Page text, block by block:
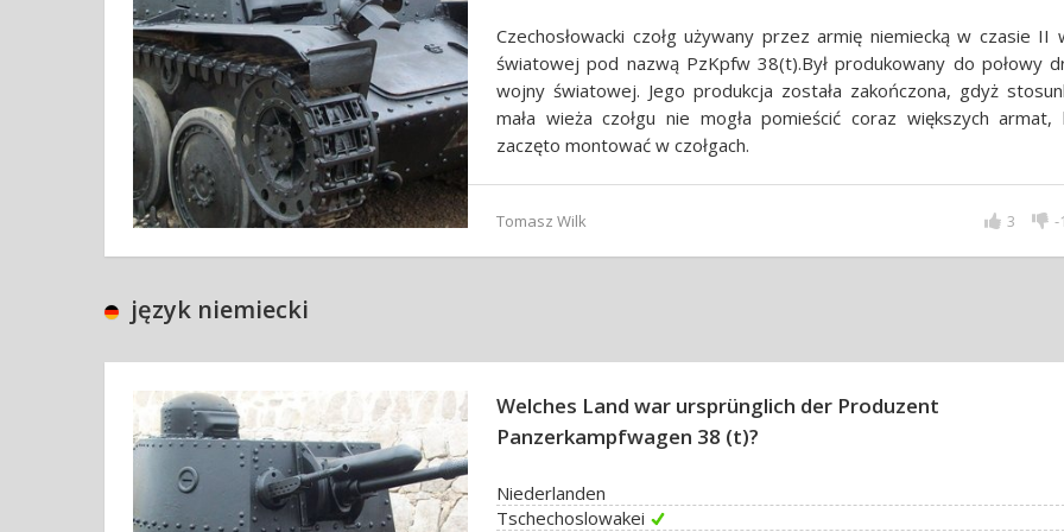
Czechosłowacki czołg używany przez armię niemiecką w czasie II
światowej pod nazwą PzKpfw 38(t).Był produkowany do połowy
wojny światowej. Jego produkcja została zakończona, gdyż
mała wieża czołgu nie mogła pomieścić coraz większych armat,
zaczęto montować w czołgach.
Tomasz Wilk -1
3
język niemiecki
Welches Land war ursprünglich der Produzent
Panzerkampfwagen 38 (t)?
Niederlanden
Tschechoslowakei